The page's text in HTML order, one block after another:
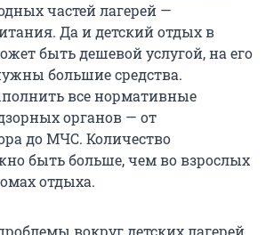
частей лагерей —
Да и детский отдых в
быть дешевой услугой, на его
большие средства.
все нормативные
органов — от
до МЧС. Количество
быть больше, чем во взрослых
отдыха.
вокруг детских лагерей,